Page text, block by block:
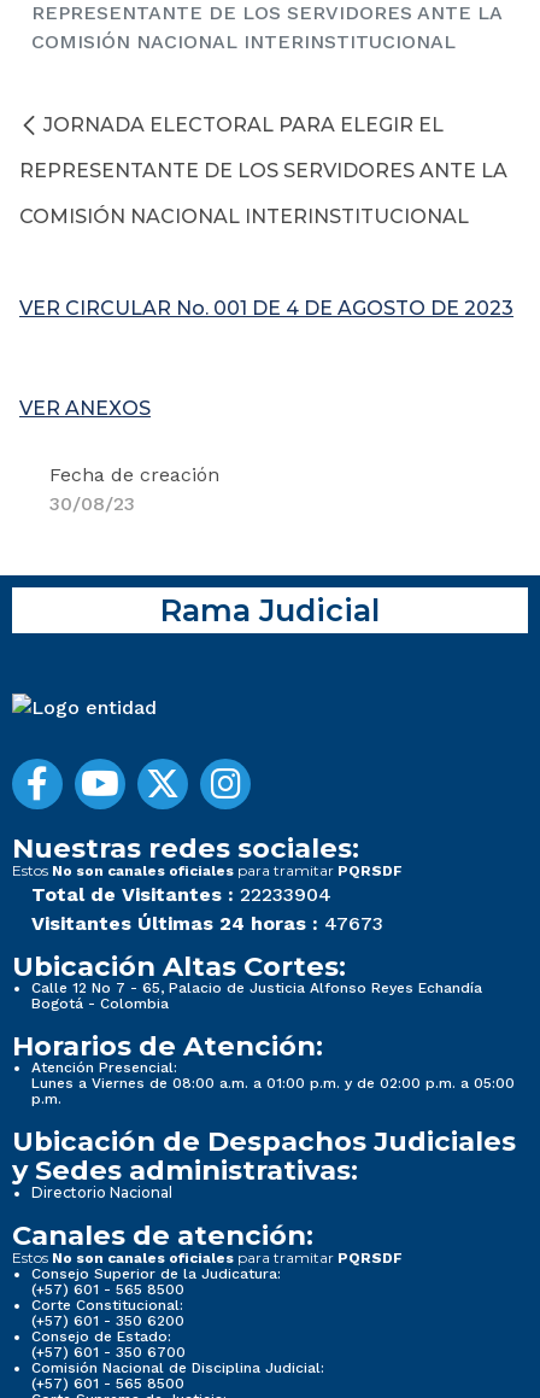
REPRESENTANTE DE LOS SERVIDORES ANTE LA
COMISIÓN NACIONAL INTERINSTITUCIONAL
JORNADA ELECTORAL PARA ELEGIR EL
REPRESENTANTE DE LOS SERVIDORES ANTE LA
COMISIÓN NACIONAL INTERINSTITUCIONAL
VER CIRCULAR No. 001 DE 4 DE AGOSTO DE 2023
VER ANEXOS
Fecha de creación
30/08/23
Rama Judicial
Nuestras redes sociales:
Estos No son canales oficiales para tramitar PQRSDF
Total de Visitantes : 22233904
Visitantes Últimas 24 horas : 47673
Ubicación Altas Cortes:
Calle 12 No 7 - 65, Palacio de Justicia Alfonso Reyes Echandía
Bogotá - Colombia
Horarios de Atención:
Atención Presencial:
Lunes a Viernes de 08:00 a.m. a 01:00 p.m. y de 02:00 p.m. a 05:00
p.m.
Ubicación de Despachos Judiciales
y Sedes administrativas:
Directorio Nacional
Canales de atención:
Estos No son canales oficiales para tramitar PQRSDF
Consejo Superior de la Judicatura:
(+57) 601 - 565 8500
Corte Constitucional:
(+57) 601 - 350 6200
Consejo de Estado:
(+57) 601 - 350 6700
Comisión Nacional de Disciplina Judicial:
(+57) 601 - 565 8500